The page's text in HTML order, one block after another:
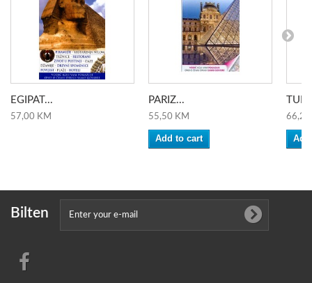
EGIPAT...
57,00 KM
PARIZ...
55,50 KM
Add to cart
66,20
Bilten